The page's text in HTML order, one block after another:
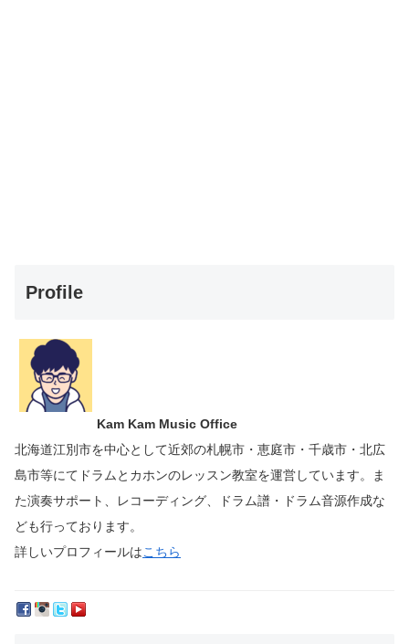
Profile
Kam Kam Music Office
北海道江別市を中心として近郊の札幌市・恵庭市・千歳市・北広
島市等にて ドラムとカホンのレッスン教室を運営しています。
ま
た演奏サポート、レコーディング、ドラム譜・ドラム音源作成な
ども行っております。
詳しいプロフィールはこちら